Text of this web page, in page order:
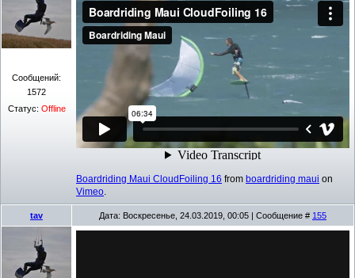
Сообщений:
1572
Статус: Offline
Boardriding Maui CloudFoiling 16 from boardriding maui on
Vimeo
tav Дата: Воскресенье, 24.03.2019, 00:05 | Сообщение # 155